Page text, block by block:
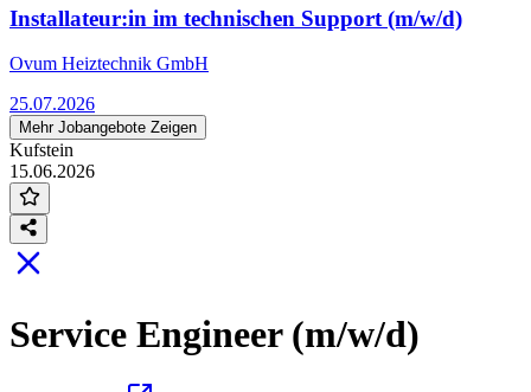
Installateur:in im technischen Support (m/w/d)
Ovum Heiztechnik GmbH
25.07.2026
Mehr Jobangebote Zeigen
Kufstein
15.06.2026
Service Engineer (m/w/d)